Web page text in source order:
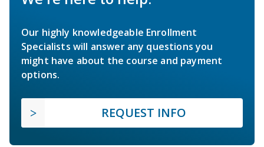
Our highly knowledgeable Enrollment
Specialists will answer any questions you
might have about the course and payment
options.
REQUEST INFO